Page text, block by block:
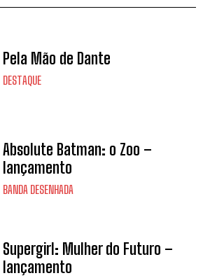
Pela Mão de Dante
DESTAQUE
Absolute Batman: o Zoo –
lançamento
BANDA DESENHADA
Supergirl: Mulher do Futuro –
lançamento